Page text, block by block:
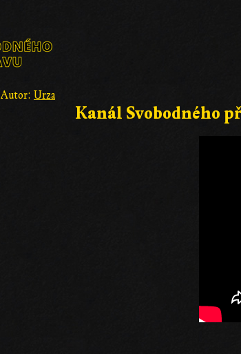
Autor: Urza
Kanál Svobodného